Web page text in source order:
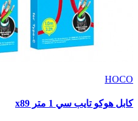
HOCO
كابل هوكو تايب سي 1 متر x89